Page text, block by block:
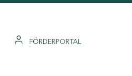
FÖRDERPORTAL